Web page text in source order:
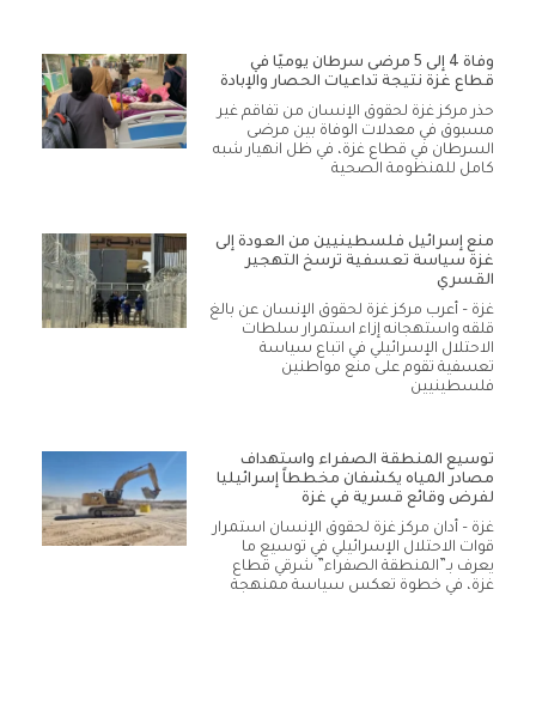
وفاة 4 إلى 5 مرضى سرطان يوميًا في
قطاع غزة نتيجة تداعيات الحصار والإبادة
حذر مركز غزة لحقوق الإنسان من تفاقم غير
مسبوق في معدلات الوفاة بين مرضى
السرطان في قطاع غزة، في ظل انهيار شبه
كامل للمنظومة الصحية
منع إسرائيل فلسطينيين من العودة إلى
غزة سياسة تعسفية ترسخ التهجير
القسري
غزة – أعرب مركز غزة لحقوق الإنسان عن بالغ
قلقه واستهجانه إزاء استمرار سلطات
الاحتلال الإسرائيلي في اتباع سياسة
تعسفية تقوم على منع مواطنين
فلسطينيين
توسيع المنطقة الصفراء واستهداف
مصادر المياه يكشفان مخططاً إسرائيليا
لفرض وقائع قسرية في غزة
غزة – أدان مركز غزة لحقوق الإنسان استمرار
قوات الاحتلال الإسرائيلي في توسيع ما
يعرف بـ”المنطقة الصفراء” شرقي قطاع
غزة، في خطوة تعكس سياسة ممنهجة